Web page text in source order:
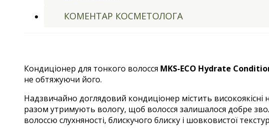
КОМЕНТАР КОСМЕТОЛОГА
Кондиціонер для тонкого волосся MKS-ECO Hydrate
не обтяжуючи його.
Надзвичайно доглядовий кондиціонер містить
разом утримують вологу, щоб волосся залишалося добре
волоссю слухняності, блискучого блиску і шовковистої